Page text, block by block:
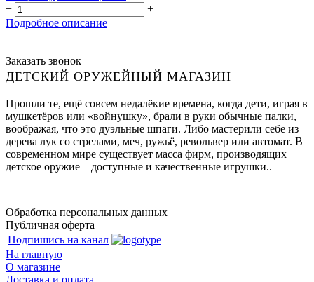
−
+
Подробное описание
Заказать звонок
ДЕТСКИЙ ОРУЖЕЙНЫЙ МАГАЗИН
Прошли те, ещё совсем недалёкие времена, когда дети, играя в
мушкетёров или «войнушку», брали в руки обычные палки,
воображая, что это дуэльные шпаги. Либо мастерили себе из
дерева лук со стрелами, меч, ружьё, револьвер или автомат. В
современном мире существует масса фирм, производящих
детское оружие – доступные и качественные игрушки..
Обработка персональных данных
Публичная оферта
Подпишись на канал
На главную
О магазине
Доставка и оплата